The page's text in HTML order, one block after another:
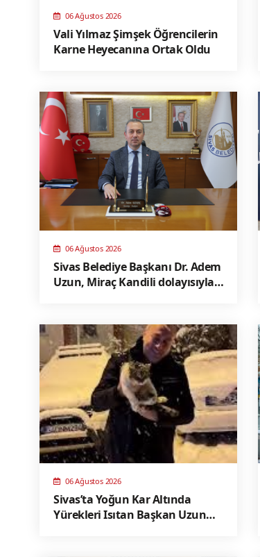
06 Ağustos 2026
Vali Yılmaz Şimşek Öğrencilerin
Karne Heyecanına Ortak Oldu
06 Ağustos 2026
Sivas Belediye Başkanı Dr. Adem
Uzun, Miraç Kandili dolayısıyla
06 Ağustos 2026
Sivas’ta Yoğun Kar Altında
Yürekleri Isıtan Başkan Uzun